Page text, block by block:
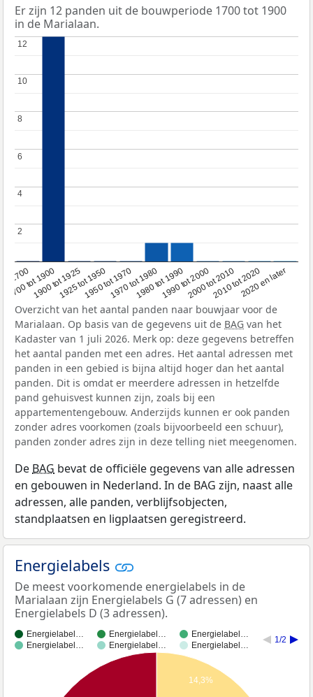
Er zijn 12 panden uit de bouwperiode 1700 tot 1900
in de Marialaan.
1700
1700 tot 1900
1900 tot 19251925 tot 19501950 tot 19701970 tot 19801980 tot 19901990 tot 20002000 tot 20102010 tot 20202020 en later
2
2
4
4
6
6
8
8
10
10
12
12
Overzicht van het aantal panden naar bouwjaar voor de
Marialaan. Op basis van de gegevens uit de BAG van het
Kadaster van 1 juli 2026. Merk op: deze gegevens betreffen
het aantal panden met een adres. Het aantal adressen met
panden in een gebied is bijna altijd hoger dan het aantal
panden. Dit is omdat er meerdere adressen in hetzelfde
pand gehuisvest kunnen zijn, zoals bij een
appartementengebouw. Anderzijds kunnen er ook panden
zonder adres voorkomen (zoals bijvoorbeeld een schuur),
panden zonder adres zijn in deze telling niet meegenomen.
De BAG bevat de officiële gegevens van alle adressen
en gebouwen in Nederland. In de BAG zijn, naast alle
adressen, alle panden, verblijfsobjecten,
standplaatsen en ligplaatsen geregistreerd.
Energielabels
De meest voorkomende energielabels in de
Marialaan zijn Energielabels G (7 adressen) en
Energielabels D (3 adressen).
Energielabel… Energielabel…
Energielabel…
Energielabel…
Energielabel… Energielabel…
1/2
14,3%